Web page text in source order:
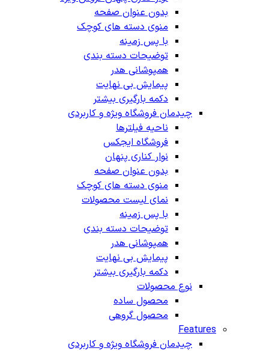
بدون عنوان صفحه
منوی دسته های کوچک
با پس زمینه
توضیحات دسته بندی
همپوشانی هدر
پیمایش بی نهایت
دکمه بارگیری بیشتر
چیدمان فروشگاهویژه و کاربردی
ناحیه فیلترها
فروشگاه ایجکس
نوار کناری پنهان
بدون عنوان صفحه
منوی دسته های کوچک
نمای لیست محصولات
با پس زمینه
توضیحات دسته بندی
همپوشانی هدر
پیمایش بی نهایت
دکمه بارگیری بیشتر
نوع محصولات
محصول ساده
محصول گروهی
Features
چیدمان فروشگاهویژه و کاربردی